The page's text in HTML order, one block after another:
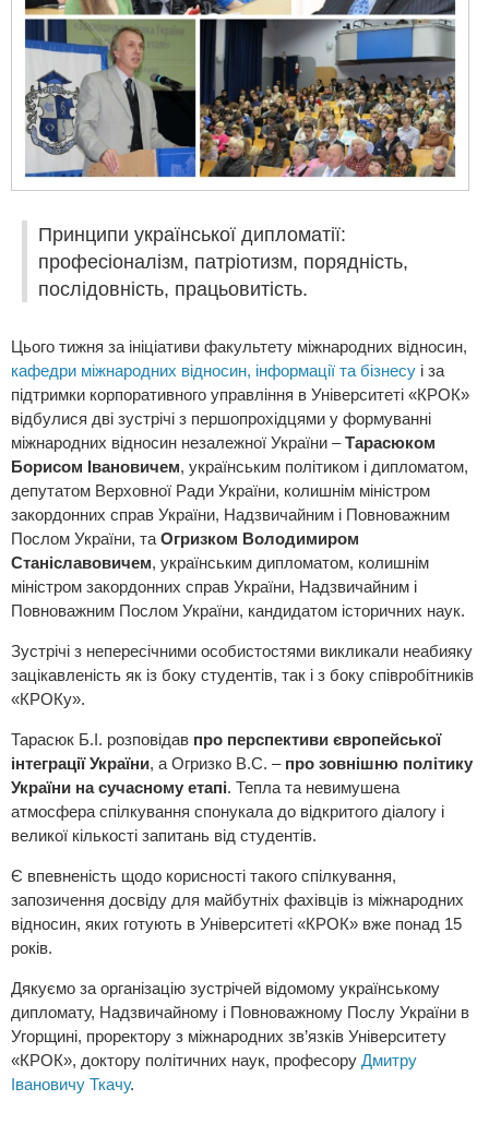
Принципи української дипломатії:
професіоналізм, патріотизм, порядність,
послідовність, працьовитість.
Цього тижня за ініціативи факультету міжнародних відносин,
кафедри міжнародних відносин, інформації та бізнесу і за
підтримки корпоративного управління в Університеті «КРОК»
відбулися дві зустрічі з першопрохідцями у формуванні
міжнародних відносин незалежної України –Тарасюком
Борисом Івановичем, українським політиком і дипломатом,
депутатом Верховної Ради України, колишнім міністром
закордонних справ України, Надзвичайним і Повноважним
Послом України, та Огризком Володимиром
Станіславовичем, українським дипломатом, колишнім
міністром закордонних справ України, Надзвичайним і
Повноважним Послом України, кандидатом історичних наук.
Зустрічі з непересічними особистостями викликали неабияку
зацікавленість як із боку студентів, так і з боку співробітників
«КРОКу».
Тарасюк Б.І. розповідав про перспективи європейської
інтеграції України, а Огризко В.С. – про зовнішню політику
України на сучасному етапі. Тепла та невимушена
атмосфера спілкування спонукала до відкритого діалогу і
великої кількості запитань від студентів.
Є впевненість щодо корисності такого спілкування,
запозичення досвіду для майбутніх фахівців із міжнародних
відносин, яких готують в Університеті «КРОК» вже понад 15
років.
Дякуємо за організацію зустрічей відомому українському
дипломату, Надзвичайному і Повноважному Послу України в
Угорщині, проректору з міжнародних зв’язків Університету
«КРОК», доктору політичних наук, професору Дмитру
Івановичу Ткачу.